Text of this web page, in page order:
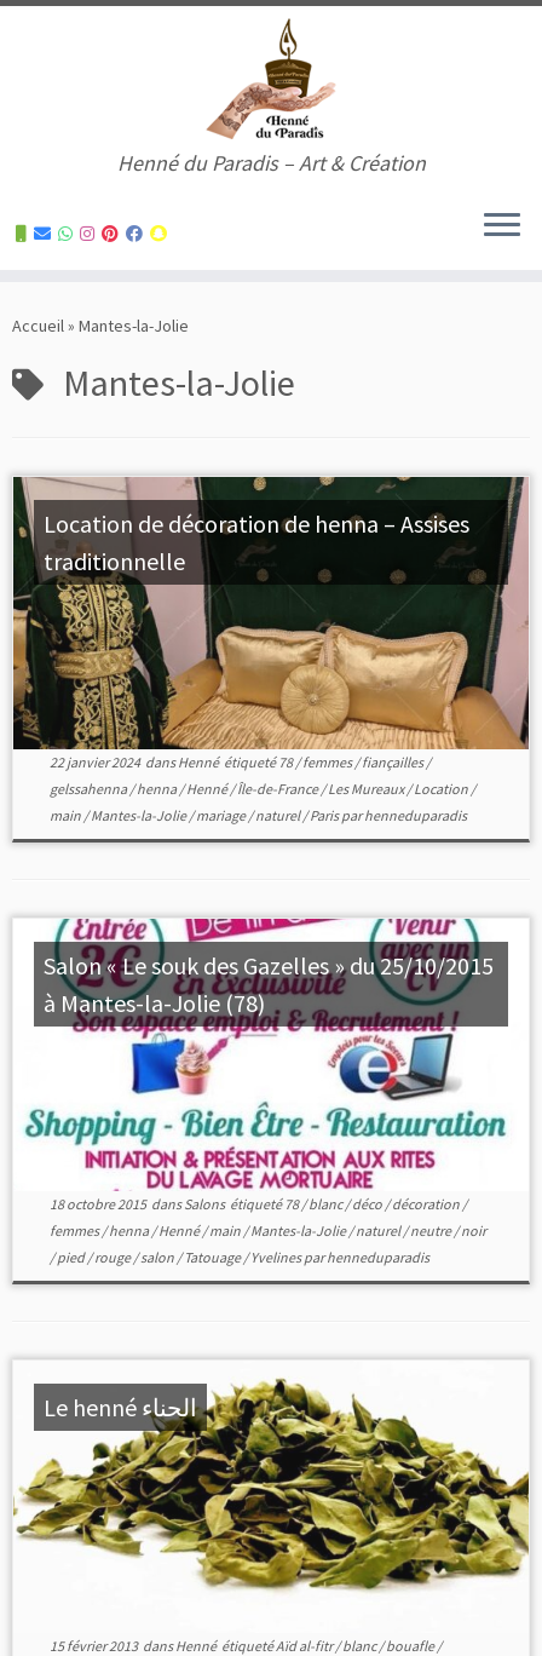
to
Henné du Paradis – Art & Création
Accueil» Mantes-la-Jolie
Mantes-la-Jolie
Location de décoration de henna – Assises
traditionnelle
22 janvier 2024dansHenné étiqueté 78/femmes/fiançailles/
gelssahenna/henna/Henné/Île-de-France/Les Mureaux/Location /
main /Mantes-la-Jolie/mariage/naturel/Parisparhenneduparadis
Salon « Le souk des Gazelles » du 25/10/2015
à Mantes-la-Jolie (78)
18 octobre 2015dansSalons étiqueté 78/blanc/déco /décoration /
femmes/henna/Henné/main /Mantes-la-Jolie/naturel/neutre/noir
/pied/rouge/salon /Tatouage/Yvelinesparhenneduparadis
Le henné الحناء
15 février 2013dansHenné étiquetéAïd al-fitr/blanc/bouafle/